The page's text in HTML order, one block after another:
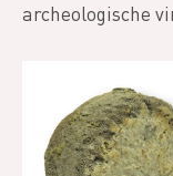
archeologische